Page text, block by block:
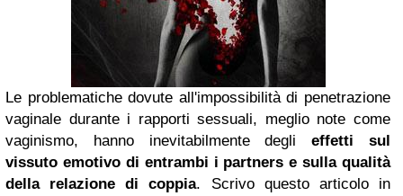
Le problematiche dovute all'impossibilità di penetrazione
vaginale durante i rapporti sessuali, meglio note come
vaginismo, hanno inevitabilmente deglieffetti sul
vissuto emotivo di entrambi i partners e sulla qualità
della relazione di coppia. Scrivo questo articolo in